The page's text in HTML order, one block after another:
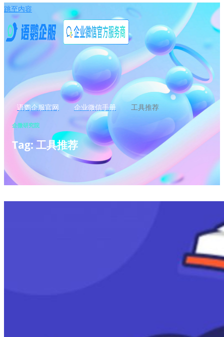
跳至内容
语鹦企服官网 企业微信手册 工具推荐
企微研究院
Tag: 工具推荐